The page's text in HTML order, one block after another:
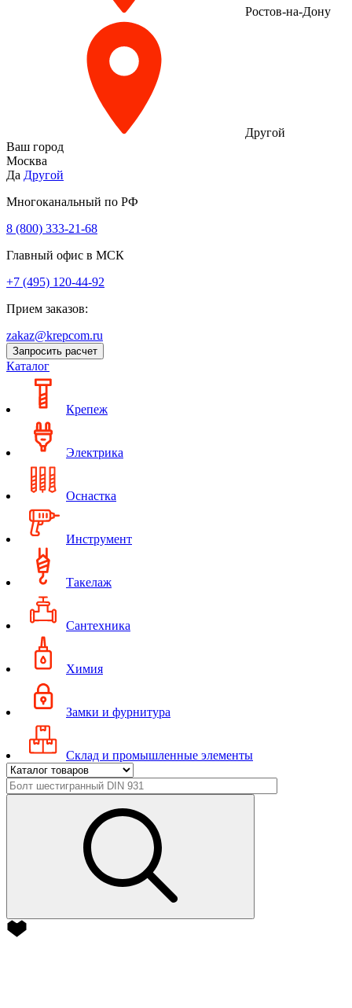
Ростов-на-Дону
Другой
Ваш город
Москва
Да Другой
Многоканальный по РФ
8 (800) 333‑21-68
Главный офис в МСК
+7 (495) 120-44-92
Прием заказов:
zakaz@krepcom.ru
Запросить расчет
Каталог
Крепеж
Электрика
Оснастка
Инструмент
Такелаж
Сантехника
Химия
Замки и фурнитура
Склад и промышленные элементы